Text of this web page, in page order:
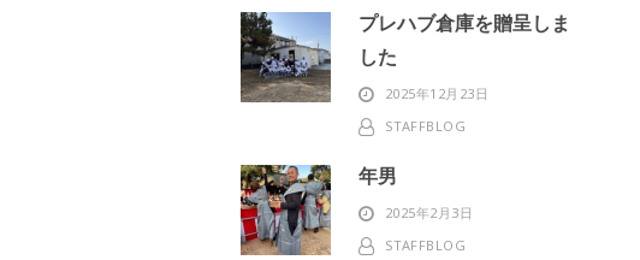
プレハブ倉庫を贈呈しま
した
2025年12月23日
STAFFBLOG
年男
2025年2月3日
STAFFBLOG